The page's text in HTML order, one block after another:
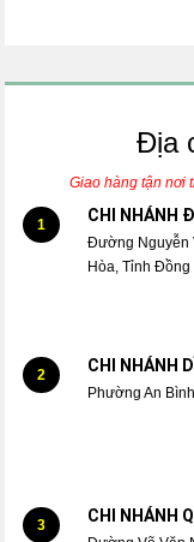
Địa
Giao hàng tận nơi
1 CHI NHÁNH
Đường Nguyễn
Hòa, Tỉnh Đồng
2 CHI NHÁNH
Phường An
3 CHI NHÁNH